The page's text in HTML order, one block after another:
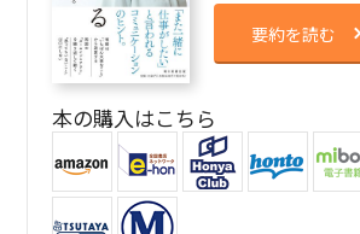
要約を読む
本の購入はこちら